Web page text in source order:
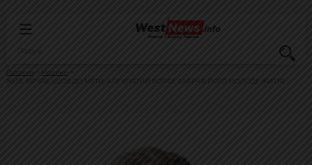
Головна
Новини
ЖИВ, МРІЯВ, ІШОВ ДО МЕТИ, АЛЕ КЛЯТИЙ ВОРОГ ЗАБРАВ ЙОГО МОЛОДЕ ЖИТТЯ